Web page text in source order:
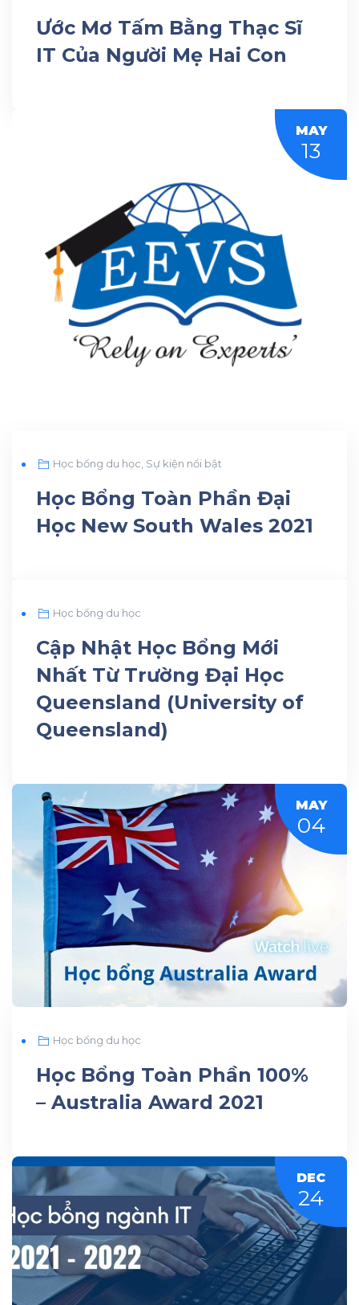
Ước Mơ Tấm Bằng Thạc Sĩ
IT Của Người Mẹ Hai Con
MAY
13
Học bổng du học Sự kiện nổi bật
Học Bổng Toàn Phần Đại
Học New South Wales 2021
Học bổng du học
Cập Nhật Học Bổng Mới
Nhất Từ Trường Đại Học
Queensland (University of
Queensland)
MAY
04
Học bổng du học
Học Bổng Toàn Phần 100%
– Australia Award 2021
DEC
24